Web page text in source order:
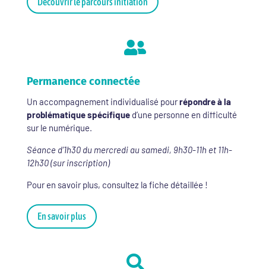

Permanence connectée
Un accompagnement individualisé pourrépondre à la
problématique spécifique d’une personne en difficulté
sur le numérique.
Séance d’1h30 du mercredi au samedi, 9h30-11h et 11h-
12h30 (sur inscription)
Pour en savoir plus, consultez la fiche détaillée !
En savoir plus
